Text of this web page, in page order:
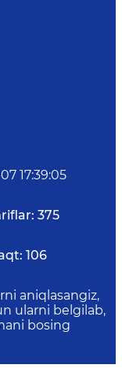
17:39:05
375
106
aniqlasangiz,
ularni belgilab,
bosing